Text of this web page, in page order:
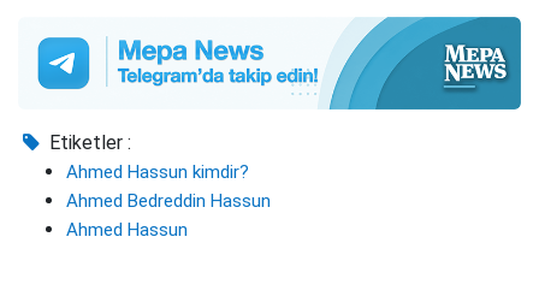
Etiketler :
Ahmed Hassun kimdir?
Ahmed Bedreddin Hassun
Ahmed Hassun